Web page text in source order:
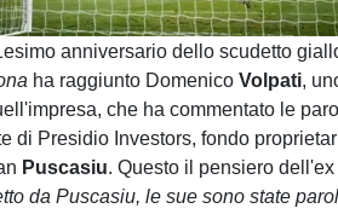
Unmute
Loaded:
100.00%
anniversario dello scudetto
ha raggiunto DomenicoVolpati,
che ha commentato le
di Presidio Investors, fondo
Puscasiu. Questo il pensiero
da Puscasiu, le sue sono state